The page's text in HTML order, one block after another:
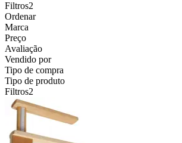
Filtros2
Ordenar
Marca
Preço
Avaliação
Vendido por
Tipo de compra
Tipo de produto
Filtros2